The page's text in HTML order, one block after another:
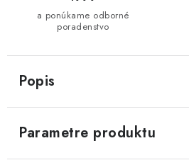
a ponúkame odborné
poradenstvo
Popis
Parametre produktu